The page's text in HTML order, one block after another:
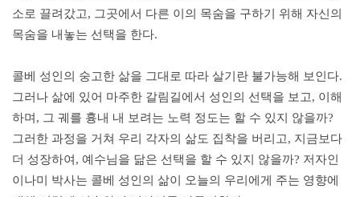
소로 끌려갔고, 그곳에서 다른 이의 목숨을 구하기 위해 자신의
목숨을 내놓는 선택을 한다.
콜베 성인의 숭고한 삶을 그대로 따라 살기란 불가능해 보인다.
그러나 삶에 있어 마주한 갈림길에서 성인의 선택을 보고, 이해
하며, 그 궤를 흉내 내 보려는 노력 정도는 할 수 있지 않을까?
그러한 과정을 거쳐 우리 각자의 삶도 집착을 버리고, 지금보다
더 성장하여, 예수님을 닮은 선택을 할 수 있지 않을까? 저자인
이나미 박사는 콜베 성인의 삶이 오늘의 우리에게 주는 영향에